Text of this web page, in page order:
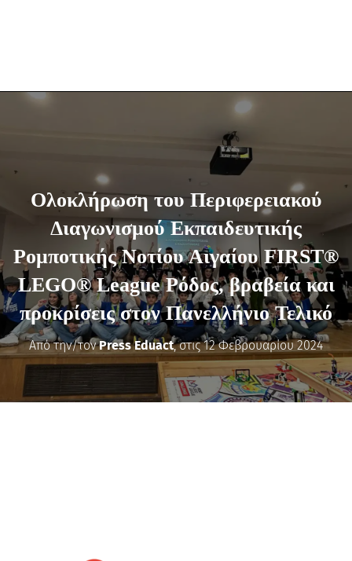
Ολοκλήρωση του Περιφερειακού
Διαγωνισμού Εκπαιδευτικής
Ρομποτικής Νοτίου Αιγαίου FIRST®
LEGO® League Ρόδος, βραβεία και
προκρίσεις στον Πανελλήνιο Τελικό
Από την/τονPress Eduact, στις12 Φεβρουαρίου 2024